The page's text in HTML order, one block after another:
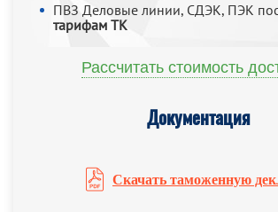
ПВЗ Деловые линии, СДЭК, ПЭК
тарифам ТК
Рассчитать стоимость
Документация
Скачать таможенную